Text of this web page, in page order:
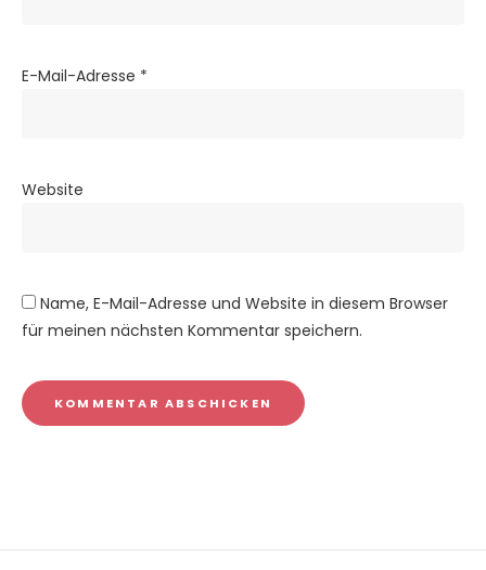
E-Mail-Adresse *
Website
Name, E-Mail-Adresse und Website in diesem Browser
für meinen nächsten Kommentar speichern.